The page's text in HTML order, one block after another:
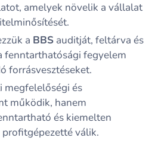
amelyek növelik a vállalat
a BBS auditját, feltárva és
fenntarthatósági fegyelem
forrásvesztéseket.
megfelelőségi és
működik, hanem
és kiemelten
válik.